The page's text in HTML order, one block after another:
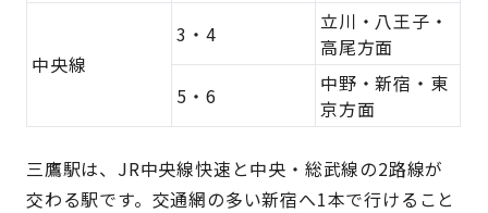
中央線
3・4
立川・八王子・
高尾方面
5・6
中野・新宿・東
京方面
三鷹駅は、JR中央線快速と中央・総武線の2路線が
交わる駅です。交通網の多い新宿へ1本で行けること